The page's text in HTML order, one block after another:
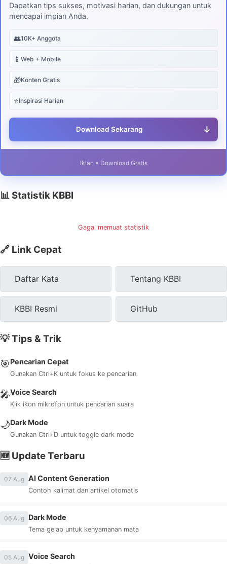
Dapatkan tips sukses, motivasi harian, dan dukungan untuk
mencapai impian Anda.
👥10K+ Anggota
📱 Web + Mobile
🎁Konten Gratis
⭐Inspirasi Harian
Download Sekarang ↓
Iklan • Download Gratis
📊 Statistik KBBI
Gagal memuat statistik
🔗 Link Cepat
Daftar Kata Tentang KBBI
KBBI Resmi GitHub
💡 Tips & Trik
🎯Pencarian Cepat
Gunakan Ctrl+K untuk fokus ke pencarian
🎤Voice Search
Klik ikon mikrofon untuk pencarian suara
🌙Dark Mode
Gunakan Ctrl+D untuk toggle dark mode
🆕 Update Terbaru
07 Aug AI Content Generation
Contoh kalimat dan artikel otomatis
06 Aug Dark Mode
Tema gelap untuk kenyamanan mata
05 Aug Voice Search